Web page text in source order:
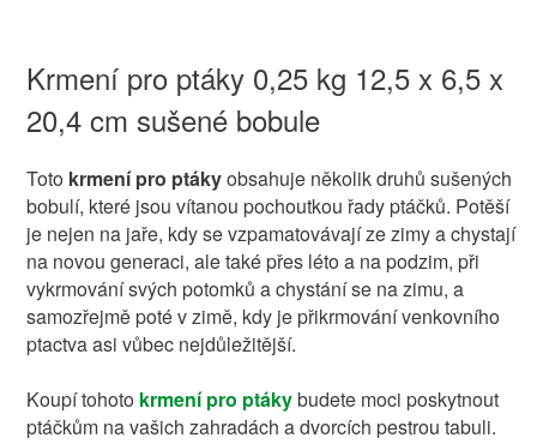
Krmení pro ptáky 0,25 kg 12,5 x 6,5 x
20,4 cm sušené bobule
Toto krmení pro ptákyobsahuje několik druhů sušených
bobulí, které jsou vítanou pochoutkou řady ptáčků. Potěší
je nejen na jaře, kdy se vzpamatovávají ze zimy a chystají
na novou generaci, ale také přes léto a na podzim, při
vykrmování svých potomků a chystání se na zimu, a
samozřejmě poté v zimě, kdy je přikrmování venkovního
ptactva asi vůbec nejdůležitější.
Koupí tohoto krmení pro ptákybudete moci poskytnout
ptáčkům na vašich zahradách a dvorcích pestrou tabuli.